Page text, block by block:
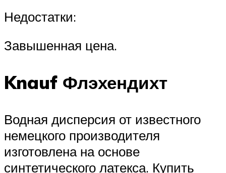
Недостатки:
Завышенная цена.
Knauf Флэхендихт
Водная дисперсия от известного
немецкого производителя
изготовлена на основе
синтетического латекса. Купить